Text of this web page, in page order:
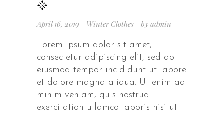
April 16, 2019 Winter Clothes by admin
Lorem ipsum dolor sit amet,
consectetur adipiscing elit, sed do
eiusmod tempor incididunt ut labore
et dolore magna aliqua. Ut enim ad
minim veniam, quis nostrud
exercitation ullamco laboris nisi ut